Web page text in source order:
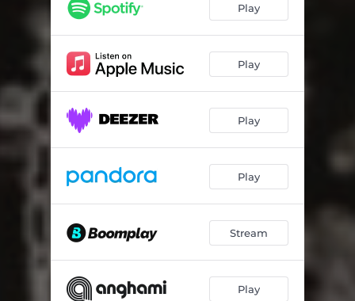
Пылающее копьё 02:56
Подвал 01:55
Конец 01:19
Play
Play
Play
Play
Stream
Play